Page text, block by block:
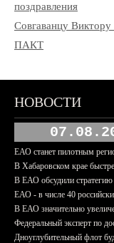
поздравления
Совгаванцу Виктору
ПАКТ
НОВОСТИ
ЕАО станет пилотным
В Хабаровском крае
В ЕАО обсудили стратегию
ЕАО - в числе 40
В ЕАО значительно
Федеральный эксперт по
Дноуглубительный флот